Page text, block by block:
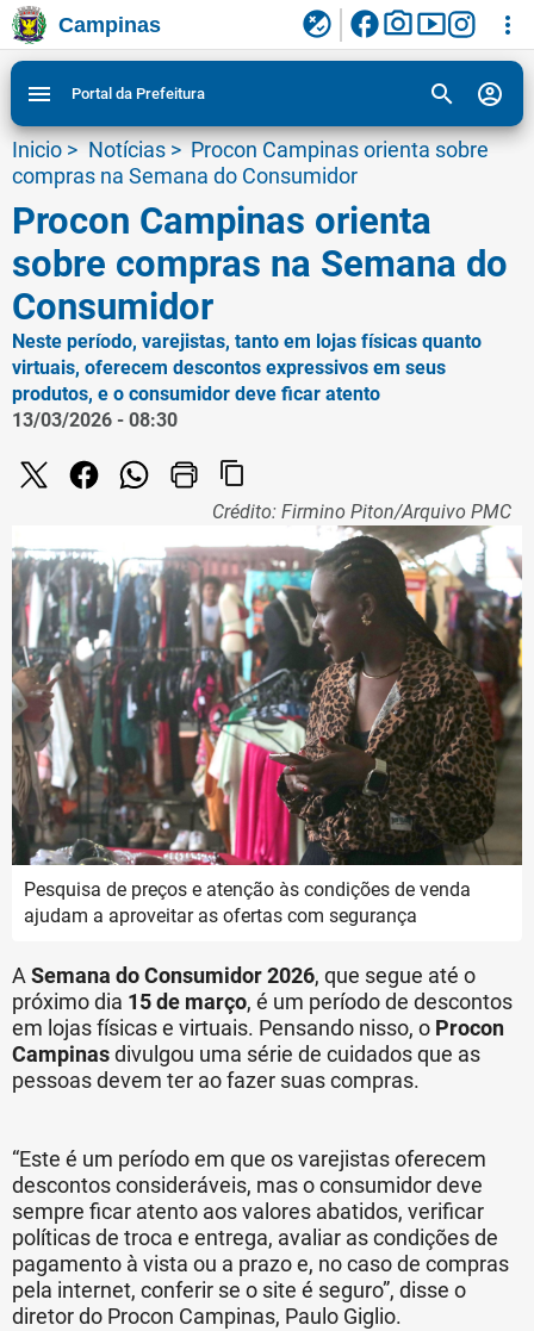
Ir para conteudo
Ir para menu do site da Prefeitura de Campinas
Ligar/Desligar contraste visual de tela para
acessibilidade
3
Campinas flaky facebookphoto_camerasmart_display more_vert
menu Portal da Prefeitura search account_circle
Inicio > Notícias> Procon Campinas orienta sobre
compras na Semana do Consumidor
Procon Campinas orienta
sobre compras na Semana do
Consumidor
Neste período, varejistas, tanto em lojas físicas quanto
virtuais, oferecem descontos expressivos em seus
produtos, e o consumidor deve ficar atento
13/03/2026 - 08:30
content_copy
Crédito: Firmino Piton/Arquivo PMC
Pesquisa de preços e atenção às condições de venda
ajudam a aproveitar as ofertas com segurança
ASemana do Consumidor 2026, que segue até o
próximo dia 15 de março, é um período de descontos
em lojas físicas e virtuais. Pensando nisso, o Procon
Campinasdivulgou uma série de cuidados que as
pessoas devem ter ao fazer suas compras.
“Este é um período em que os varejistas oferecem
descontos consideráveis, mas o consumidor deve
sempre ficar atento aos valores abatidos, verificar
políticas de troca e entrega, avaliar as condições de
pagamento à vista ou a prazo e, no caso de compras
pela internet, conferir se o site é seguro”, disse o
diretor do Procon Campinas, Paulo Giglio.